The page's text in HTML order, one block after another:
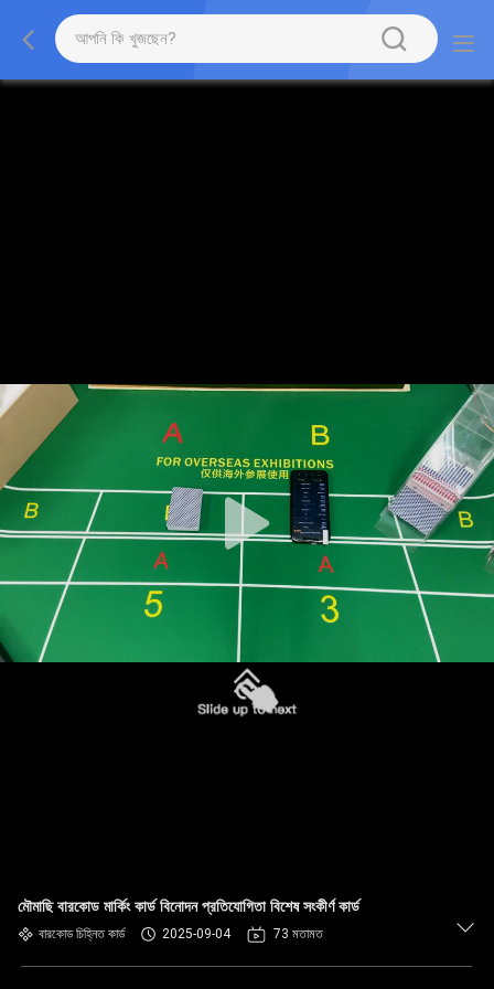
মৌমাছি বারকোড মার্কিং কার্ড বিনোদন প্রতিযোগিতা বিশেষ সংকীর্ণ কার্ড
বারকোড চিহ্নিত কার্ড 2025-09-04 73 মতামত